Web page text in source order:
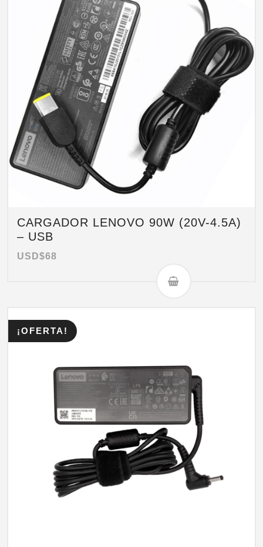
CARGADOR LENOVO 90W (20V-4.5A)
– USB
USD$68
¡OFERTA!